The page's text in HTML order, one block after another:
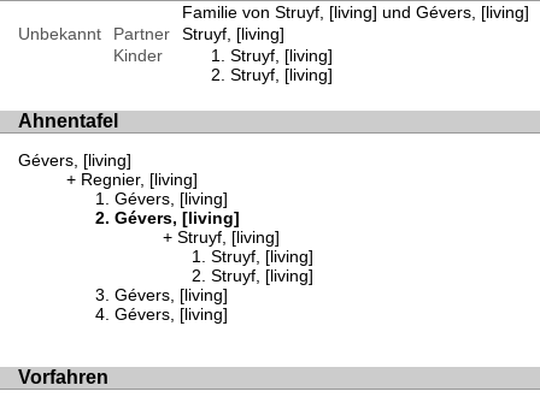
Familie von Struyf, [living] und Gévers, [living]
Unbekannt
Partner
Struyf, [living]
Kinder
Struyf, [living]
Struyf, [living]
Ahnentafel
Gévers, [living]
Regnier, [living]
Gévers, [living]
Gévers, [living]
Struyf, [living]
Struyf, [living]
Struyf, [living]
Gévers, [living]
Gévers, [living]
Vorfahren